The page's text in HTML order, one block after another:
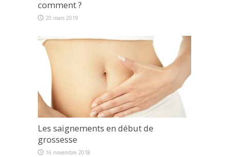
comment ?
20 mars 2019
Les saignements en début de
grossesse
16 novembre 2018